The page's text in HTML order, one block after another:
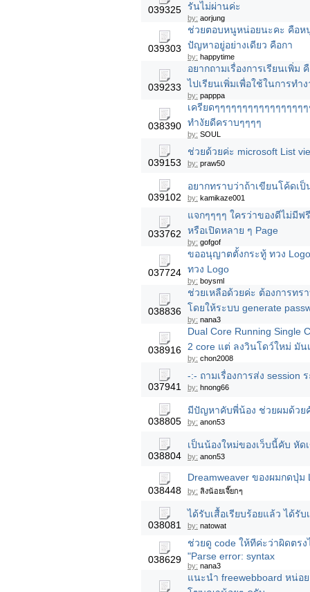
039325
รันไม่ผ่านค่ะ
by: aorjung
039303
ช่วยตอบหนูหน่อยนะคะ คือห
ปัญหาอยู่อย่างเดียว คือกา
by: happytime
039233
อยากถามเรื่องการเรียนเพิ่ม
ไปเรียนเพิ่มเพื่อใช้ในการทำ
by: papppa
038390
เครียดๆๆๆๆๆๆๆๆๆๆๆๆๆๆๆๆ
ทำงัยดีคราบๆๆๆๆ
by: SOUL
039153
ช่วยด้วยค่ะ microsoft List
by: praw50
039102
อยากทราบว่าถ้าเขียนโค้ดเ
by: kamikaze001
033762
แจกๆๆๆๆ ใครว่าของดีไม่มี
หรือเปิดหลาย ๆ Page
by: gofgof
037724
ขออนุญาตตั้งกระทู้ ทวง
ทวง Logo
by: boysml
038836
ช่วยเหลือด้วยค่ะ ต้องการทร
โดยให้ระบบ generate
by: nana3
038916
Dual Core Running Single
2 core แต่ ลงวินโดว์ใหม่ มัน
by: chon2008
037941
-:- ถามเรื่องการส่ง session
by: hnong66
038805
มีปัญหาคับพี่น้อง ช่วยผมด้วย
by: anon53
038804
เป็นน้องใหม่ของเว็บนี้คับ หัด
by: anon53
038448
Dreamweaver ของผมกดปุ่
by: ลิงน้อยเจี๊ยกๆ
038081
ได้รับเสื้อเรียบร้อยแล้ว ได้รั
by: natowat
038629
ช่วยดู code ให้ทีค่ะว่าผิดตร
"Parse error: syntax
by: nana3
แนะนำ freewebboard หน่อ